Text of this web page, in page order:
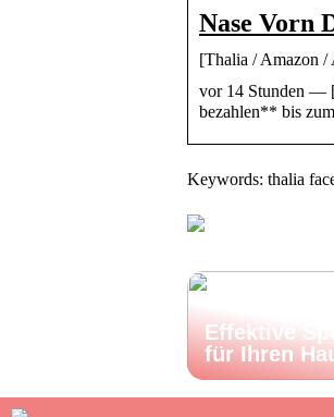
Nase Vorn
[Thalia / Amazon /
vor 14 Stunden —
bezahlen** bis
Keywords: thalia
Effektive
für Ihren